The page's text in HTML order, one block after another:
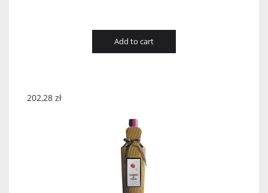
Add to cart
202,28 zł